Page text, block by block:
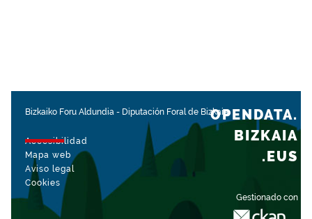
Bizkaiko Foru Aldundia - Diputación Foral de Bizkaia
Accesibilidad
Mapa web
Aviso legal
Cookies
Gestionado con
OPENDATA.
BIZKAIA
.EUS